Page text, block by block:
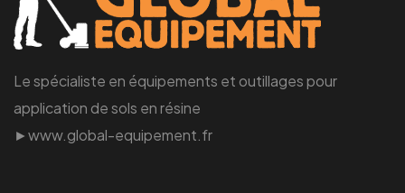
Le spécialiste en équipements et outillages pour
application de sols en résine
►www.global-equipement.fr